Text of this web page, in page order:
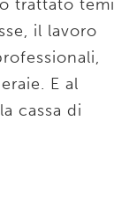
trattato temi
il lavoro
E al
cassa di